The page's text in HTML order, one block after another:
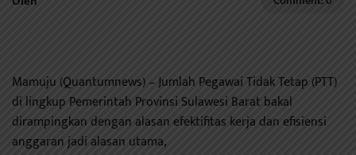
Mamuju (Quantumnews) – Jumlah Pegawai Tidak Tetap (PTT)
di lingkup Pemerintah Provinsi Sulawesi Barat bakal
dirampingkan dengan alasan efektifitas kerja dan efisiensi
anggaran jadi alasan utama,